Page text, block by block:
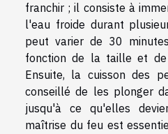
franchir ; il consiste à
l'eau froide durant
peut varier de 30
fonction de la taille et
Ensuite, la cuisson des
conseillé de les plonger
jusqu'à ce qu'elles
maîtrise du feu est